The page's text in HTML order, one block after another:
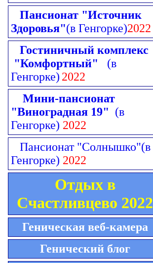
Пансионат "Источник
Здоровья"(в Генгорке)2022
Гостиничный комплекс
"Комфортный" (в
Генгорке) 2022
Мини-пансионат
"Виноградная 19" (в
Генгорке) 2022
Пансионат "Солнышко"(в
Генгорке) 2022
Отдых в
Счастливцево 2022
Геническая веб-камера
Генический блог